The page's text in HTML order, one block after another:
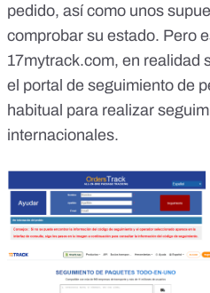
pedido, así como unos
comprobar su estado. Pero
17mytrack.com, en realidad
el portal de seguimiento de
habitual para realizar
internacionales.